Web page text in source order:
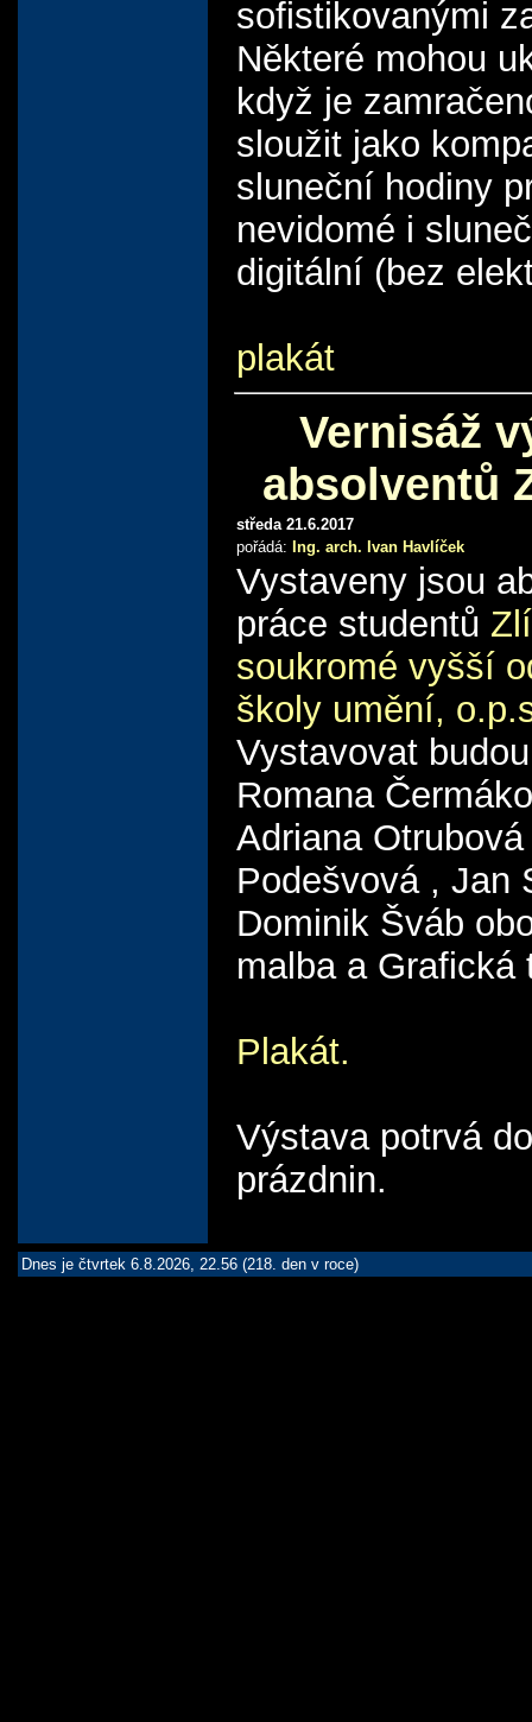
sofistikovanými
Některé mohou
když je
sloužit jako
sluneční hodiny
nevidomé i
digitální (bez
plakát
Vernisáž
absolventů
středa 21.6.2017
pořádá: Ing. arch. Ivan Havlíček
Vystaveny jsou
práce studentů
soukromé vyšší
školy umění,
Vystavovat
Romana
Adriana
Podešvová , Jan
Dominik Šváb
malba a Grafická
Plakát.
Výstava potrvá
prázdnin.
Dnes je čtvrtek 6.8.2026, 22.56 (218. den v roce)